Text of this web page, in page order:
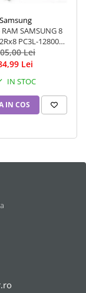
Samsung
SAMSUNG 8
PC3L-12800s,
- LOW VOLTAGE
Lei
Lei
IN STOC
IN COS